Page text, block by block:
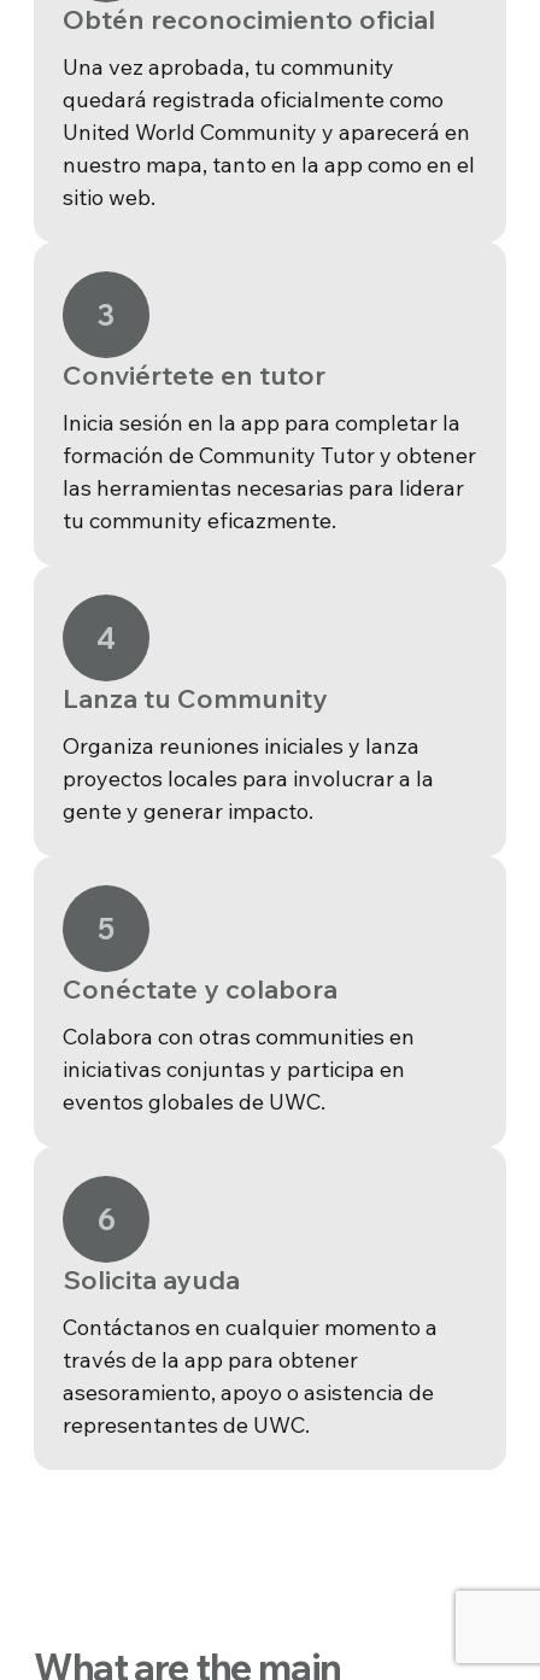
Obtén reconocimiento oficial
Una vez aprobada, tu community
quedará registrada oficialmente como
United World Community y aparecerá en
nuestro mapa, tanto en la app como en el
sitio web.
3
Conviértete en tutor
Inicia sesión en la app para completar la
formación de Community Tutor y obtener
las herramientas necesarias para liderar
tu community eficazmente.
4
Lanza tu Community
Organiza reuniones iniciales y lanza
proyectos locales para involucrar a la
gente y generar impacto.
5
Conéctate y colabora
Colabora con otras communities en
iniciativas conjuntas y participa en
eventos globales de UWC.
6
Solicita ayuda
Contáctanos en cualquier momento a
través de la app para obtener
asesoramiento, apoyo o asistencia de
representantes de UWC.
What are the main